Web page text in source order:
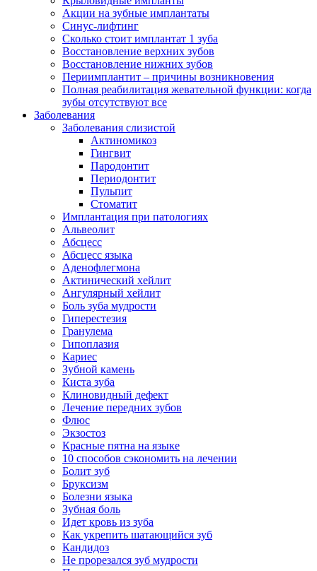
Акции на зубные имплантаты
Синус-лифтинг
Сколько стоит имплантат 1 зуба
Восстановление верхних зубов
Восстановление нижних зубов
Периимплантит – причины возникновения
Полная реабилитация жевательной функции: когда
зубы отсутствуют все
Заболевания
Заболевания слизистой
Актиномикоз
Гингвит
Пародонтит
Периодонтит
Пульпит
Стоматит
Имплантация при патологиях
Альвеолит
Абсцесс
Абсцесс языка
Аденофлегмона
Актинический хейлит
Ангулярный хейлит
Боль зуба мудрости
Гиперестезия
Гранулема
Гипоплазия
Кариес
Зубной камень
Киста зуба
Клиновидный дефект
Лечение передних зубов
Флюс
Экзостоз
Красные пятна на языке
10 способов сэкономить на лечении
Болит зуб
Бруксизм
Болезни языка
Зубная боль
Идет кровь из зуба
Как укрепить шатающийся зуб
Кандидоз
Не прорезался зуб мудрости